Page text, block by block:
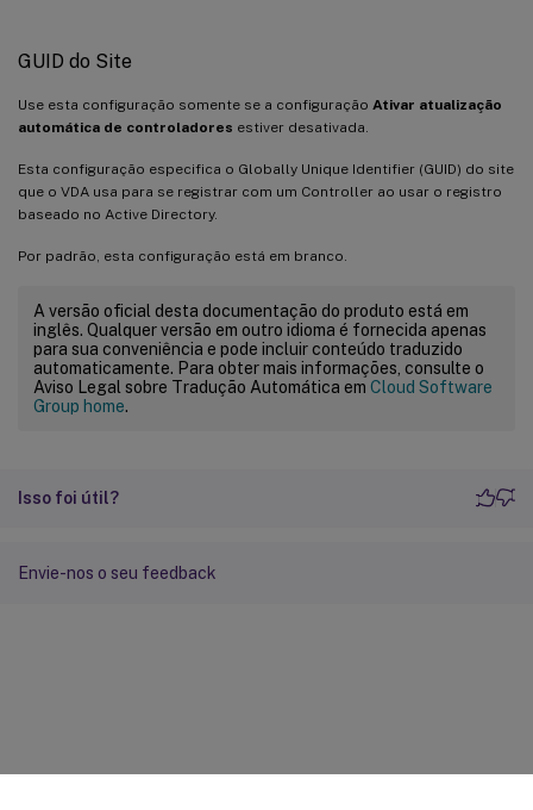
GUID do Site
Use esta configuração somente se a configuração Ativar atualização
automática de controladores estiver desativada.
Esta configuração especifica o Globally Unique Identifier (GUID) do site
que o VDA usa para se registrar com um Controller ao usar o registro
baseado no Active Directory.
Por padrão, esta configuração está em branco.
A versão oficial desta documentação do produto está em
inglês. Qualquer versão em outro idioma é fornecida apenas
para sua conveniência e pode incluir conteúdo traduzido
automaticamente. Para obter mais informações, consulte o
Aviso Legal sobre Tradução Automática em Cloud Software
Group home.
Isso foi útil?
Envie-nos o seu feedback